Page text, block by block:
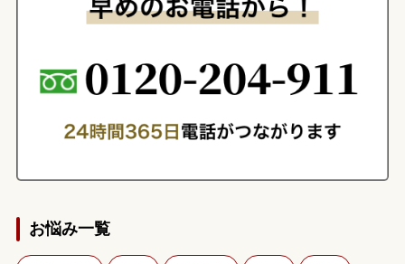
お悩み一覧